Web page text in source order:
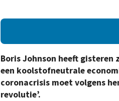
Boris Johnson heeft
een koolstofneutrale
coronacrisis moet volgens
revolutie’.